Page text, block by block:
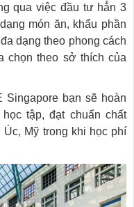
qua việc đầu tư hẳn 3
món ăn, khẩu phần
dạng theo phong cách
chọn theo sở thích của
bạn sẽ hoàn
tập, đạt chuẩn chất
Mỹ trong khi học phí